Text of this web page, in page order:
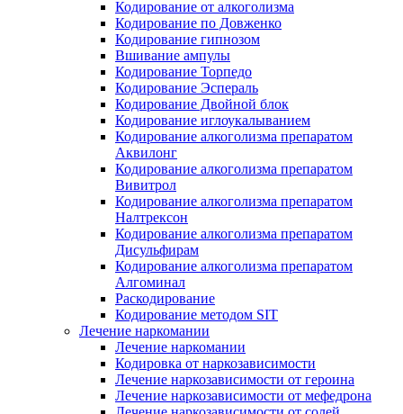
Кодирование от алкоголизма
Кодирование по Довженко
Кодирование гипнозом
Вшивание ампулы
Кодирование Торпедо
Кодирование Эспераль
Кодирование Двойной блок
Кодирование иглоукалыванием
Кодирование алкоголизма препаратом
Аквилонг
Кодирование алкоголизма препаратом
Вивитрол
Кодирование алкоголизма препаратом
Налтрексон
Кодирование алкоголизма препаратом
Дисульфирам
Кодирование алкоголизма препаратом
Алгоминал
Раскодирование
Кодирование методом SIT
Лечение наркомании
Лечение наркомании
Кодировка от наркозависимости
Лечение наркозависимости от героина
Лечение наркозависимости от мефедрона